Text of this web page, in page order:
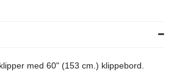
med 60" (153 cm.) klippebord.